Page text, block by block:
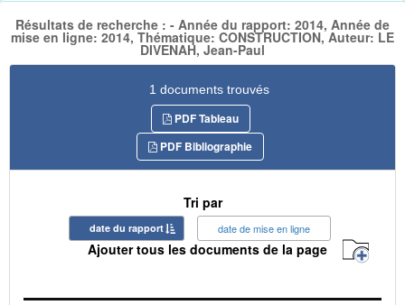
Résultats de recherche : - Année du rapport: 2014, Année de
mise en ligne: 2014, Thématique: CONSTRUCTION, Auteur: LE
DIVENAH, Jean-Paul
1 documents trouvés
PDF Tableau
PDF Bibliographie
Tri par
date du rapport date de mise en ligne
Ajouter tous les documents de la page